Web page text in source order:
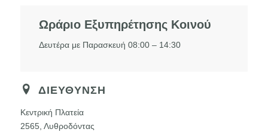
Ωράριο Εξυπηρέτησης Κοινού
Δευτέρα με Παρασκευή 08:00 – 14:30
ΔΙΕΥΘΥΝΣΗ
Κεντρική Πλατεία
2565, Λυθροδόντας